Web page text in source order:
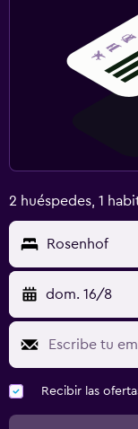
2 huéspedes, 1
Rosenhof
dom. 16/8
Recibir las